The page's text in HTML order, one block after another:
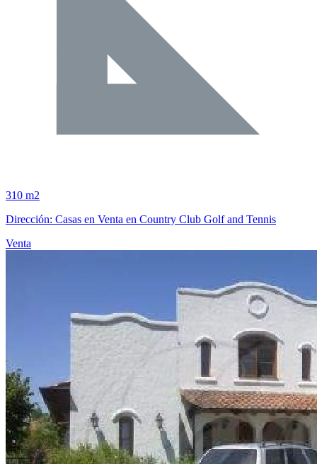
310 m2
Dirección: Casas en Venta en Country Club Golf and Tennis
Venta